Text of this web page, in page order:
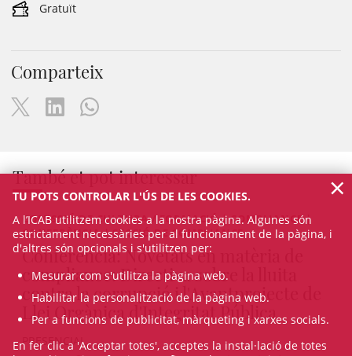
Gratuït
Comparteix
També et pot interessar
COMISSIÓ DE CULTURA / FORMACIÓ | COMPLIANCE |
CONFERÈNCIA | SECCIÓ DE COMPLIANCE
Conferència: Novetats en matèria de
compliance: Directiva sobre la lluita
contra la corrupció i l'Avantprojecte de
Llei Orgànica d'Integritat Pública
PRESENCIAL
TU POTS CONTROLAR L'ÚS DE LES COOKIES.
A l’ICAB utilitzem cookies a la nostra pàgina. Algunes són
estrictament necessàries per al funcionament de la pàgina, i
d'altres són opcionals i s'utilitzen per:
Mesurar com s'utilitza la pàgina web.
Habilitar la personalització de la pàgina web.
Per a funcions de publicitat, màrqueting i xarxes socials.
En fer clic a 'Acceptar totes', acceptes la instal·lació de totes
×